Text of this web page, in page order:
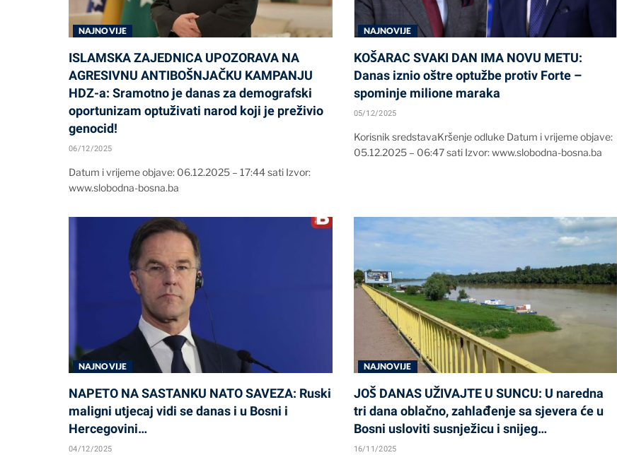
NAJNOVIJE
ISLAMSKA ZAJEDNICA UPOZORAVA NA
AGRESIVNU ANTIBOŠNJAČKU KAMPANJU
HDZ-a: Sramotno je danas za demografski
oportunizam optuživati narod koji je preživio
genocid!
06/12/2025
Datum i vrijeme objave: 06.12.2025 – 17:44 sati Izvor:
www.slobodna-bosna.ba
NAJNOVIJE
KOŠARAC SVAKI DAN IMA NOVU METU:
Danas iznio oštre optužbe protiv Forte –
spominje milione maraka
05/12/2025
Korisnik sredstavaKršenje odluke Datum i vrijeme objave:
05.12.2025 – 06:47 sati Izvor: www.slobodna-bosna.ba
NAJNOVIJE
NAPETO NA SASTANKU NATO SAVEZA: Ruski
maligni utjecaj vidi se danas i u Bosni i
Hercegovini…
04/12/2025
NAJNOVIJE
JOŠ DANAS UŽIVAJTE U SUNCU: U naredna
tri dana oblačno, zahlađenje sa sjevera će u
Bosni usloviti susnježicu i snijeg…
16/11/2025